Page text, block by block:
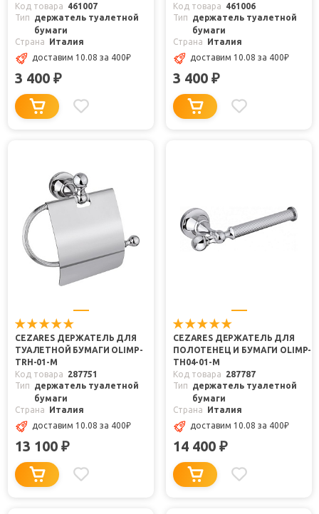
Код товара
461007
Тип
держатель туалетной
бумаги
Страна
Италия
доставим 10.08 за 400₽
3 400 ₽
Код товара
461006
Тип
держатель туалетной
бумаги
Страна
Италия
доставим 10.08 за 400₽
3 400 ₽
CEZARES ДЕРЖАТЕЛЬ ДЛЯ
ТУАЛЕТНОЙ БУМАГИ OLIMP-
TRH-01-M
Код товара
287751
Тип
держатель туалетной
бумаги
Страна
Италия
доставим 10.08 за 400₽
13 100 ₽
CEZARES ДЕРЖАТЕЛЬ ДЛЯ
ПОЛОТЕНЕЦ И БУМАГИ OLIMP-
TH04-01-M
Код товара
287787
Тип
держатель туалетной
бумаги
Страна
Италия
доставим 10.08 за 400₽
14 400 ₽